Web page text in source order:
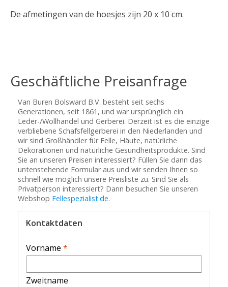
De afmetingen van de hoesjes zijn 20 x 10 cm.
Geschäftliche Preisanfrage
Van Buren Bolsward B.V. besteht seit sechs
Generationen, seit 1861, und war ursprünglich ein
Leder-/Wollhandel und Gerberei. Derzeit ist es die einzige
verbliebene Schafsfellgerberei in den Niederlanden und
wir sind Großhändler für Felle, Häute, natürliche
Dekorationen und natürliche Gesundheitsprodukte. Sind
Sie an unseren Preisen interessiert? Füllen Sie dann das
untenstehende Formular aus und wir senden Ihnen so
schnell wie möglich unsere Preisliste zu. Sind Sie als
Privatperson interessiert? Dann besuchen Sie unseren
Webshop Fellespezialist.de.
Kontaktdaten
Vorname *
Zweitname